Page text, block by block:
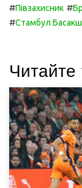
#Півзахисник #
#Стамбул
Читайте